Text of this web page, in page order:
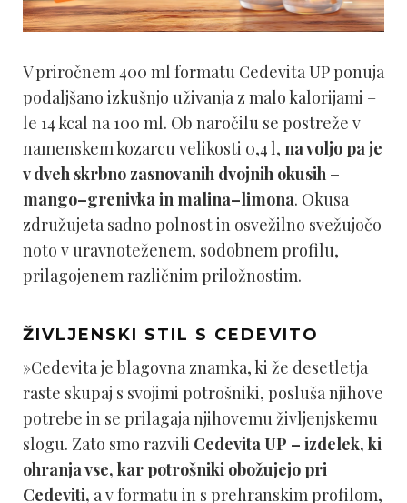
V priročnem 400 ml formatu Cedevita UP ponuja
podaljšano izkušnjo uživanja z malo kalorijami –
le 14 kcal na 100 ml. Ob naročilu se postreže v
namenskem kozarcu velikosti 0,4 l, na voljo pa je
v dveh skrbno zasnovanih dvojnih okusih –
mango–grenivka in malina–limona. Okusa
združujeta sadno polnost in osvežilno svežujočo
noto v uravnoteženem, sodobnem profilu,
prilagojenem različnim priložnostim.
ŽIVLJENSKI STIL S CEDEVITO
»Cedevita je blagovna znamka, ki že desetletja
raste skupaj s svojimi potrošniki, posluša njihove
potrebe in se prilagaja njihovemu življenjskemu
slogu. Zato smo razvili Cedevita UP – izdelek, ki
ohranja vse, kar potrošniki obožujejo pri
Cedeviti, a v formatu in s prehranskim profilom,